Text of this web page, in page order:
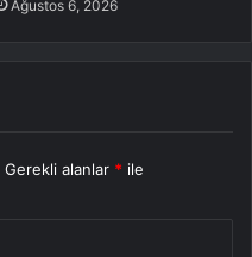
Ağustos 6, 2026
Gerekli alanlar * ile